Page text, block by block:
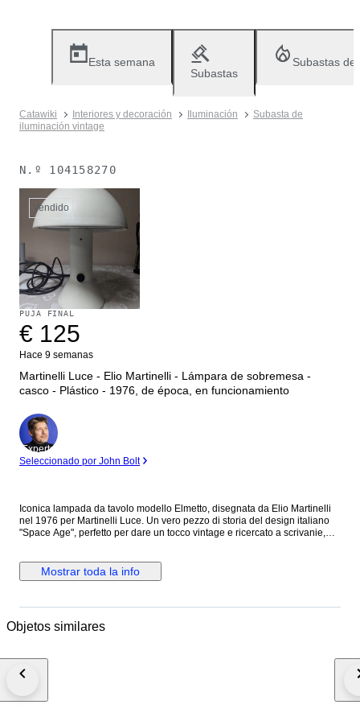
Esta semana
Subastas
Subastas
Catawiki Interiores y decoración Iluminación
Subasta de
iluminación vintage
N.º 104158270
Vendido
PUJA FINAL
€ 125
Hace 9 semanas
Martinelli Luce - Elio Martinelli - Lámpara de sobremesa -
casco - Plástico - 1976, de época, en funcionamiento
Experto
Seleccionado por John Bolt
Iconica lampada da tavolo modello Elmetto, disegnata da Elio Martinelli
nel 1976 per Martinelli Luce. Un vero pezzo di storia del design italiano
"Space Age", perfetto per dare un tocco vintage e ricercato a scrivanie,
paralume è orientabile con un semplice tocco, permettendo di regolare
l’intensità e la direzione della luce. Materiale: Resina stampata di alta
22 cm. Produzione: Made in Italy. Condizioni: La lampada è perfettamente
Mostrar toda la info
Objetos similares